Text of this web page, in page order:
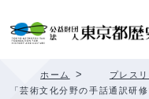
ホーム > プレス
「芸術文化分野の手話通訳研